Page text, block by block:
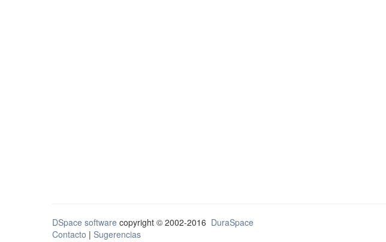
DSpace software copyright © 2002-2016 DuraSpace
Contacto | Sugerencias